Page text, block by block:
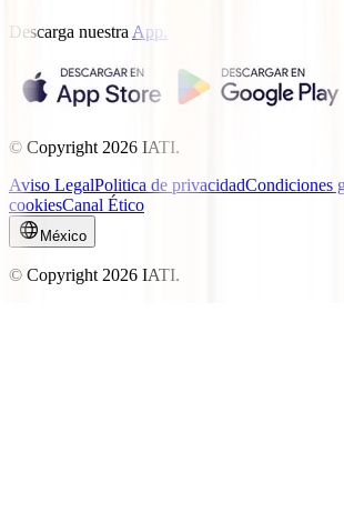
Descarga nuestra App.
© Copyright 2026 IATI.
Aviso LegalPolitica de privacidadCondiciones
cookiesCanal Ético
México
© Copyright 2026 IATI.